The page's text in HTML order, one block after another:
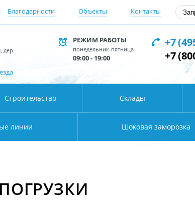
Благодарности Объекты Контакты
дер.
РЕЖИМ РАБОТЫ
понедельник-пятница
09:00 - 19:00
+7
+7
Строительство Склады
линии Шоковая заморозка